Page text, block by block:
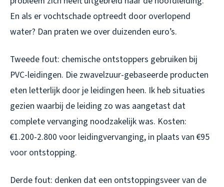
En als er vochtschade optreedt door overlopend
water? Dan praten we over duizenden euro’s.
Tweede fout: chemische ontstoppers gebruiken bij
PVC-leidingen. Die zwavelzuur-gebaseerde producten
eten letterlijk door je leidingen heen. Ik heb situaties
gezien waarbij de leiding zo was aangetast dat
complete vervanging noodzakelijk was. Kosten:
€1.200-2.800 voor leidingvervanging, in plaats van €95
voor ontstopping.
Derde fout: denken dat een ontstoppingsveer van de